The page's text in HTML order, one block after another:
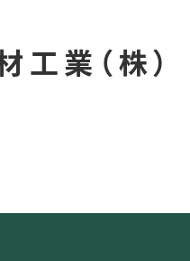
工業（株）